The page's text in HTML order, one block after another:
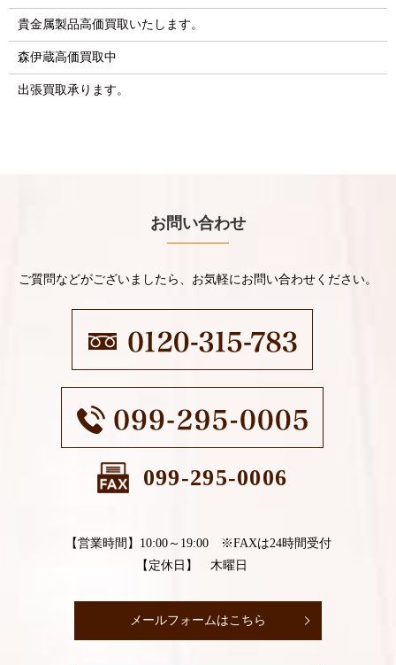
貴金属製品高価買取いたします。
森伊蔵高価買取中
出張買取承ります。
お問い合わせ
ご質問などがございましたら、お気軽にお問い合わせください。
099-295-0006
【営業時間】10:00～19:00 ※FAXは24時間受付
【定休日】 木曜日
メールフォームはこちら